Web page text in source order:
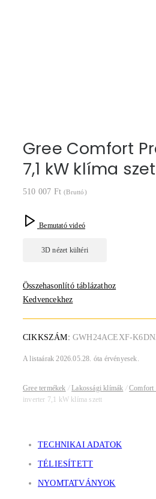
Gree Comfort
7,1 kW klíma
510 007 Ft (Bruttó)
Bemutató videó
Összehasonlító táblázathoz
Kedvencekhez
CIKKSZÁM: GWH24ACEXF-
A listaárak 2026.05.28. óta érvényesek.
Gree termékek / Lakossági klímák / Comfort
inverter 7,1 kW klíma szett
TECHNIKAI ADATOK
TÉLIESÍTETT
NYOMTATVÁNYOK